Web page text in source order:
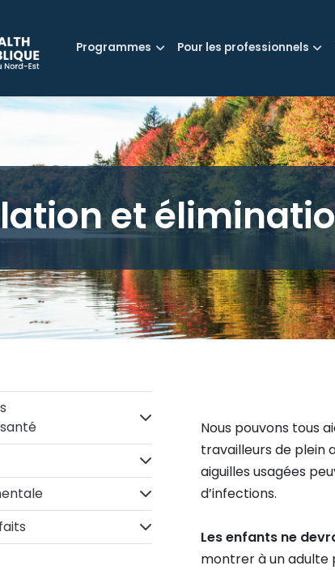
Programmes Pour les professionnels
et
Nous pouvons tous
travailleurs de plein
aiguilles usagées
d’infections.
Les enfants ne
montrer à un adulte